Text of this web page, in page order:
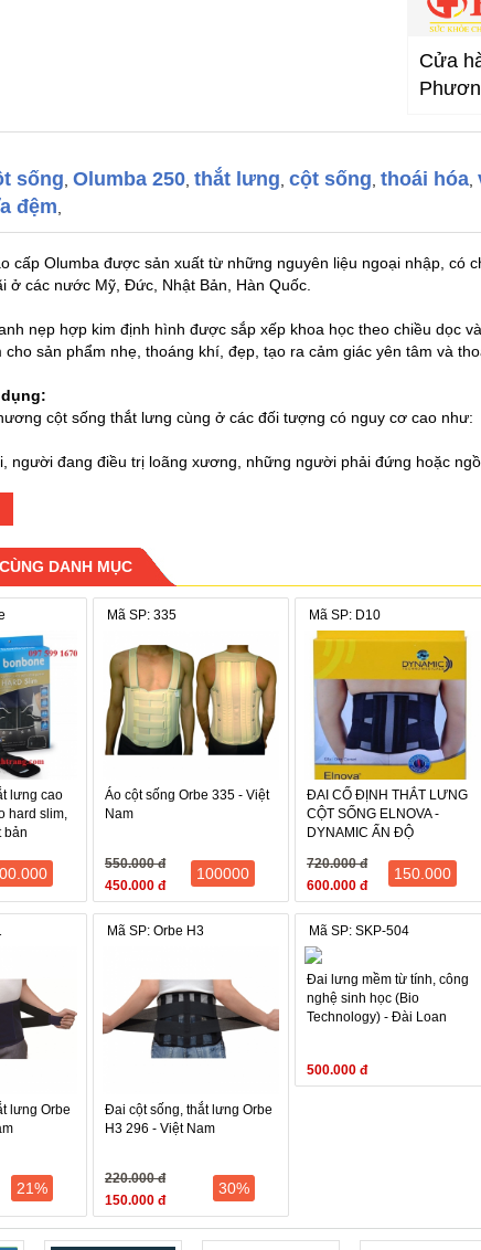
Cửa
sống, Olumba 250, thắt lưng, cột sống, thoái hóa,
đệm,
cấp Olumba được sản xuất từ những nguyên liệu ngoại nhập,
ở các nước Mỹ, Đức, Nhật Bản, Hàn Quốc.
nẹp hợp kim định hình được sắp xếp khoa học theo chiều dọc
cho sản phẩm nhẹ, thoáng khí, đẹp, tạo ra cảm giác yên tâm và
cột sống thắt lưng cùng ở các đối tượng có nguy cơ cao như:
người đang điều trị loãng xương, những người phải đứng hoặc
hóa các xương khớp cột sống, chấn thương cột sống vùng thắt
vùng thắt lưng cấp tính hoặc mãn tính chưa rõ căn nguyên.
tọa.
lưng cấp tính sau khi vận động quá tư thế hoặc mang vác nặng.
thuật, sau khi kéo nắn cột sống vùng thắt lưng.
dụng:
không gây ảnh hưởng tới sức khỏe của người sử dụng. Tuy
tình trạng bệnh của mình. Nếu thấy xuất hiện những vết bầm tím
của Bác sỹ. Không đeo sản phẩm khi ngủ.
trong nước với xà phòng, vò sạch, làm khô ở nhiệt độ thường.
làm khô bằng máy.
dụng:
DANH MỤC
lưng cao
hard slim,
bản
Mã SP: 335
Áo cột sống Orbe 335 - Việt
Nam
550.000 đ
450.000 đ
100000
Mã SP: D10
ĐAI CỐ ĐỊNH THẮT LƯNG
CỘT SỐNG ELNOVA -
DYNAMIC ẤN ĐỘ
720.000 đ
600.000 đ
150.000
lưng Orbe
21%
Mã SP: Orbe H3
Đai cột sống, thắt lưng Orbe
H3 296 - Việt Nam
220.000 đ
150.000 đ
30%
Mã SP: SKP-504
Đai lưng mềm từ tính, công
nghệ sinh học (Bio
Technology) - Đài Loan
500.000 đ